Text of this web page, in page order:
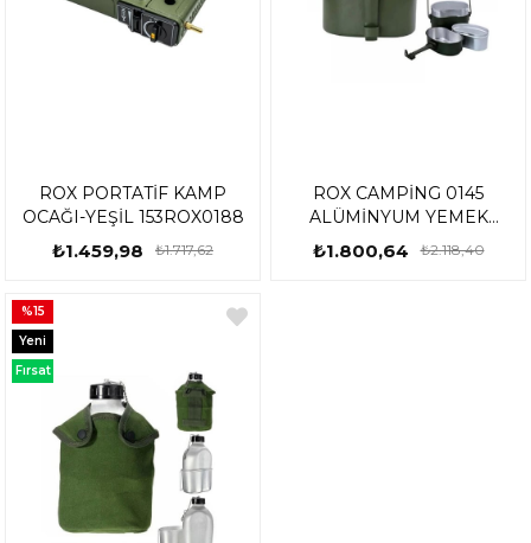
ROX PORTATİF KAMP
OCAĞI-YEŞİL 153ROX0188
₺1.459,98 ₺1.717,62
ROX CAMPİNG 0145
ALÜMİNYUM YEMEK
PİŞİRME SEFER TASI SETİ
153CAMP0145
₺1.800,64 ₺2.118,40
%15
Yeni
Ürün
Fırsat